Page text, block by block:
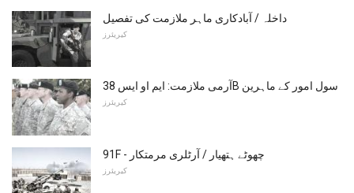
داخلہ / آبادکاری ماہر ملازمت کی تفصیل
کیریئرز
آرمی ملازمت: ایم او ایس 38B سول امور کے ماہرین
کیریئرز
91F - چھوٹے ہتھیار / آرٹلری مرمتکار
کیریئرز